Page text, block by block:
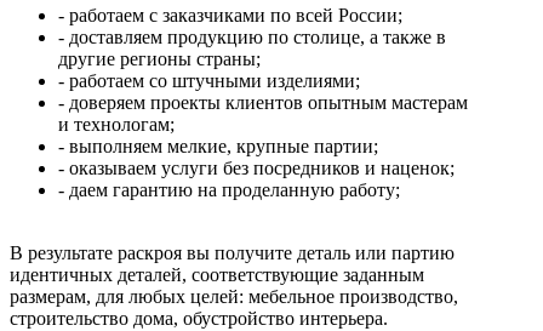
- работаем с заказчиками по всей России;
- доставляем продукцию по столице, а также в
другие регионы страны;
- работаем со штучными изделиями;
- доверяем проекты клиентов опытным мастерам
и технологам;
- выполняем мелкие, крупные партии;
- оказываем услуги без посредников и наценок;
- даем гарантию на проделанную работу;
В результате раскроя вы получите деталь или партию
идентичных деталей, соответствующие заданным
размерам, для любых целей: мебельное производство,
строительство дома, обустройство интерьера.